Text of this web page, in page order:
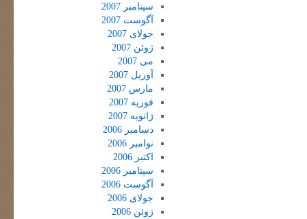
سپتامبر 2007
آگوست 2007
جولای 2007
ژوئن 2007
می 2007
آوریل 2007
مارس 2007
فوریه 2007
ژانویه 2007
دسامبر 2006
نوامبر 2006
اکتبر 2006
سپتامبر 2006
آگوست 2006
جولای 2006
ژوئن 2006